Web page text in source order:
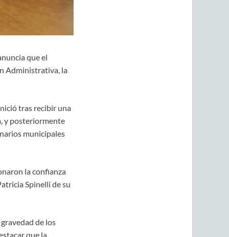
que el
Administrativa, la
tras recibir una
y posteriormente
municipales
la confianza
Spinelli de su
de los
que la